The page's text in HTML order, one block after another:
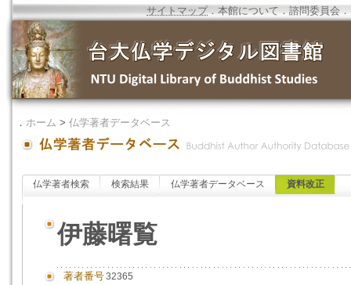
サイトマップ．本館について ．諮問委員会 ．
． ホーム > 仏学著者データベース
仏学著者検索 検索結果 仏学著者データベース 資料改正
伊藤曙覧
著者番号32365